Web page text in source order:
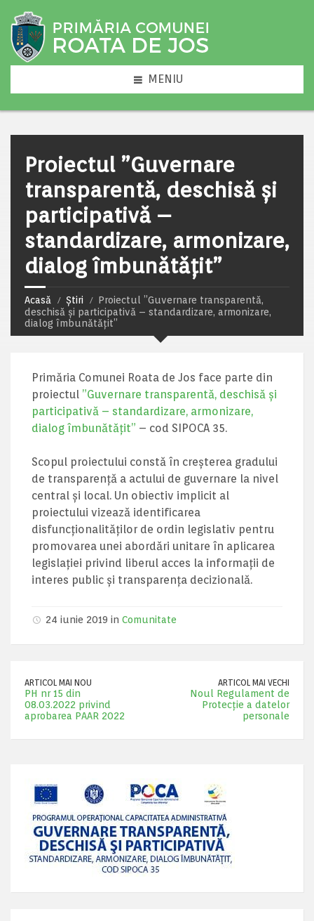
MENIU
Proiectul ”Guvernare
transparentă, deschisă și
participativă –
standardizare, armonizare,
dialog îmbunătățit”
Acasă Știri
Proiectul ”Guvernare transparentă,
deschisă și participativă – standardizare, armonizare,
dialog îmbunătățit”
Primăria Comunei Roata de Jos face parte din
proiectul ”Guvernare transparentă, deschisă și
participativă – standardizare, armonizare,
dialog îmbunătățit” – cod SIPOCA 35.
Scopul proiectului constă în creșterea gradului
de transparență a actului de guvernare la nivel
central și local. Un obiectiv implicit al
proiectului vizează identificarea
disfuncționalităților de ordin legislativ pentru
promovarea unei abordări unitare în aplicarea
legislației privind liberul acces la informații de
interes public și transparența decizională.
24 iunie 2019 in Comunitate
ARTICOL MAI NOU
PH nr 15 din
08.03.2022 privind
aprobarea PAAR 2022
ARTICOL MAI VECHI
Noul Regulament de
Protecție a datelor
personale